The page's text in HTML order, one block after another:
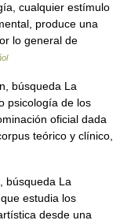
cualquier estímulo
produce una
lo general de
búsqueda La
psicología de los
oficial dada
teórico y clínico,
búsqueda La
estudia los
desde una